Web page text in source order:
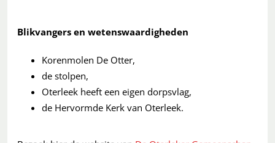
Blikvangers en wetenswaardigheden
Korenmolen De Otter,
de stolpen,
Oterleek heeft een eigen dorpsvlag,
de Hervormde Kerk van Oterleek.